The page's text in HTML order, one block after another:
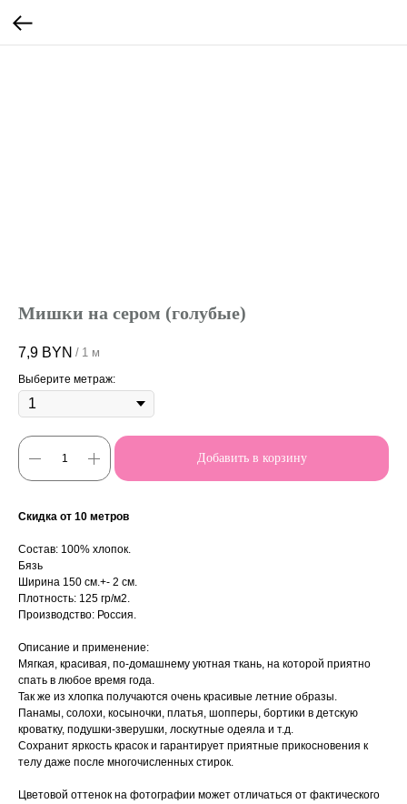
Мишки на сером (голубые)
7,9 BYN / 1 м
Выберите метраж:
Добавить в корзину
Скидка от 10 метров
Состав: 100% хлопок.
Бязь
Ширина 150 см.+- 2 см.
Плотность: 125 гр/м2.
Производство: Россия.
Описание и применение:
Мягкая, красивая, по-домашнему уютная ткань, на которой приятно
спать в любое время года.
Так же из хлопка получаются очень красивые летние образы.
Панамы, солохи, косыночки, платья, шопперы, бортики в детскую
кроватку, подушки-зверушки, лоскутные одеяла и т.д.
Сохранит яркость красок и гарантирует приятные прикосновения к
телу даже после многочисленных стирок.
Цветовой оттенок на фотографии может отличаться от фактического